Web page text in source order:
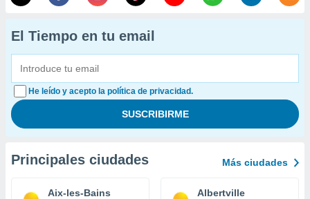
El Tiempo en tu email
He leído y acepto la política de privacidad.
Principales ciudades Más ciudades
Aix-les-Bains Albertville